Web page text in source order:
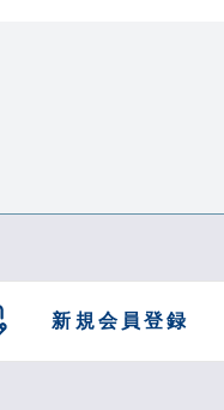
新規会員登録